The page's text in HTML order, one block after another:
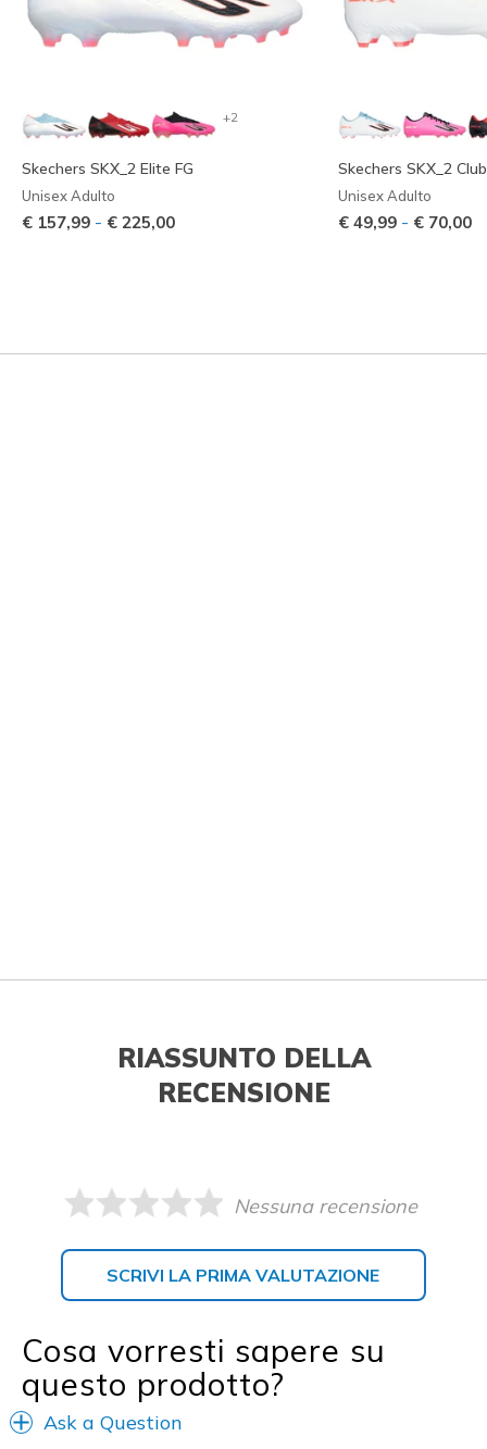
+2
Skechers SKX_2 Elite FG
Unisex Adulto
€ 157,99 - € 225,00
Skechers SKX_2
Unisex Adulto
€ 49,99 - € 70,00
RIASSUNTO DELLA
RECENSIONE
Nessuna recensione
SCRIVI LA PRIMA VALUTAZIONE
Cosa vorresti sapere su
questo prodotto?
Ask a Question